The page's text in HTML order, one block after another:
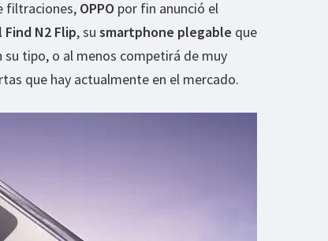
filtraciones, OPPO por fin anunció el
N2 Flip, su smartphone plegable que
tipo, o al menos competirá de muy
que hay actualmente en el mercado.